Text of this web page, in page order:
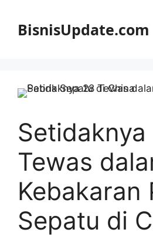
BisnisUpdate.com
Setidaknya
Tewas
Kebakaran
Sepatu di